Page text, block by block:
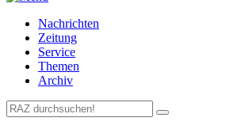
Nachrichten
Zeitung
Service
Themen
Archiv